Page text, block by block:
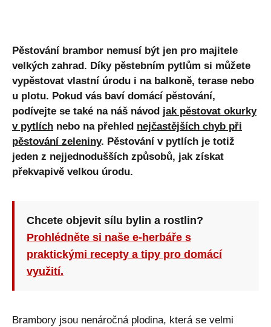
Pěstování brambor nemusí být jen pro majitele
velkých zahrad. Díky pěstebním pytlům si můžete
vypěstovat vlastní úrodu i na balkoně, terase nebo
u plotu. Pokud vás baví domácí pěstování,
podívejte se také na náš návod jak pěstovat okurky
v pytlích nebo na přehled nejčastějších chyb při
pěstování zeleniny. Pěstování v pytlích je totiž
jeden z nejjednodušších způsobů, jak získat
překvapivě velkou úrodu.
Chcete objevit sílu bylin a rostlin?
Prohlédněte si naše e-herbáře s
praktickými recepty a tipy pro domácí
využití.
Brambory jsou nenáročná plodina, která se velmi